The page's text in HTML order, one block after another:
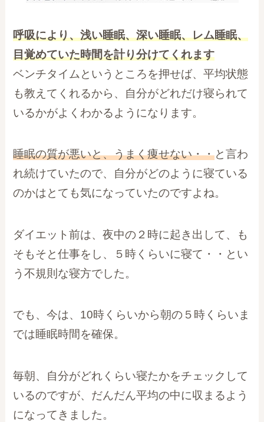
呼吸により、浅い睡眠、深い睡眠、レム睡眠、
目覚めていた時間を計り分けてくれます
ベンチタイムというところを押せば、平均状態
も教えてくれるから、自分がどれだけ寝られて
いるかがよくわかるようになります。
睡眠の質が悪いと、うまく痩せない・・と言わ
れ続けていたので、自分がどのように寝ている
のかはとても気になっていたのですよね。
ダイエット前は、夜中の２時に起き出して、も
そもそと仕事をし、５時くらいに寝て・・とい
う不規則な寝方でした。
でも、今は、10時くらいから朝の５時くらいま
では睡眠時間を確保。
毎朝、自分がどれくらい寝たかをチェックして
いるのですが、だんだん平均の中に収まるよう
になってきました。